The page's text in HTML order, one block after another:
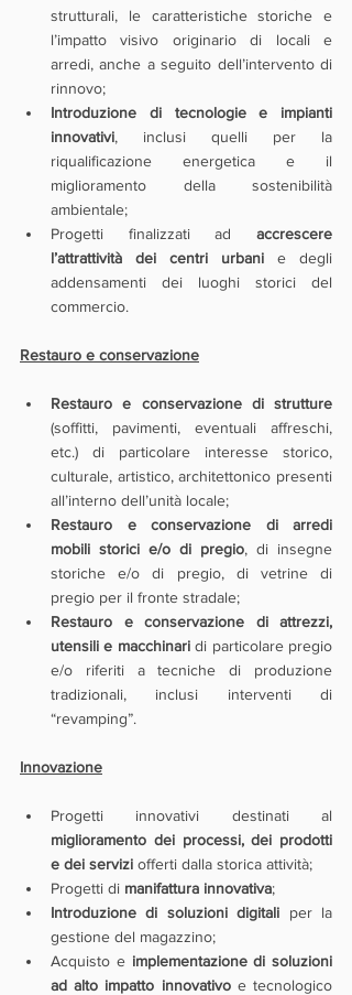
strutturali, le caratteristiche storiche e
l’impatto visivo originario di locali e
arredi, anche a seguito dell’intervento di
rinnovo;
Introduzione di tecnologie e impianti
innovativi, inclusi quelli per la
riqualificazione energetica e il
miglioramento della sostenibilità
ambientale;
Progetti finalizzati ad accrescere
l’attrattività dei centri urbani e degli
addensamenti dei luoghi storici del
commercio.
Restauro e conservazione
(soffitti, pavimenti, eventuali affreschi,
etc.) di particolare interesse storico,
culturale, artistico, architettonico presenti
all’interno dell’unità locale;
Restauro e conservazione di arredi
mobili storici e/o di pregio, di insegne
storiche e/o di pregio, di vetrine di
pregio per il fronte stradale;
Restauro e conservazione di attrezzi,
utensili e macchinari di particolare pregio
e/o riferiti a tecniche di produzione
tradizionali, inclusi interventi di
“revamping”.
Innovazione
miglioramento dei processi, dei prodotti
e dei servizi offerti dalla storica attività;
Progetti di manifattura innovativa;
Introduzione di soluzioni digitali per la
gestione del magazzino;
Acquisto e implementazione di soluzioni
ad alto impatto innovativo e tecnologico